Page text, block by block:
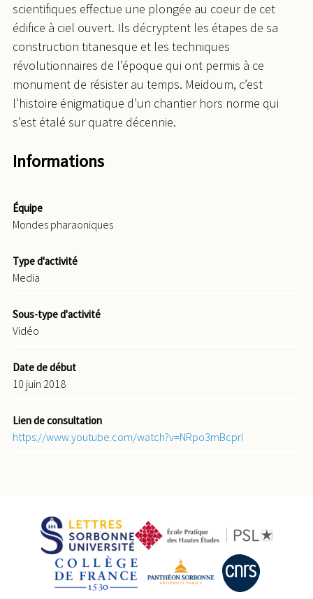
scientifiques effectue une plongée au coeur de cet
édifice à ciel ouvert. Ils décryptent les étapes de sa
construction titanesque et les techniques
révolutionnaires de l’époque qui ont permis à ce
monument de résister au temps. Meidoum, c’est
l’histoire énigmatique d’un chantier hors norme qui
s’est étalé sur quatre décennie.
Informations
Équipe
Mondes pharaoniques
Type d'activité
Media
Sous-type d'activité
Vidéo
Date de début
10 juin 2018
Lien de consultation
https://www.youtube.com/watch?v=NRpo3mBcprI